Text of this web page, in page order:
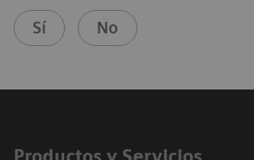
Sí No